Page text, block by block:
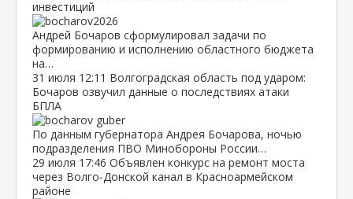
инвестиций
Андрей Бочаров сформулировал задачи по
формированию и исполнению областного бюджета
на…
31 июля 12:11 Волгоградская область под ударом:
Бочаров озвучил данные о последствиях атаки
БПЛА
По данным губернатора Андрея Бочарова, ночью
подразделения ПВО Минобороны России…
29 июля 17:46 Объявлен конкурс на ремонт моста
через Волго‑Донской канал в Красноармейском
районе